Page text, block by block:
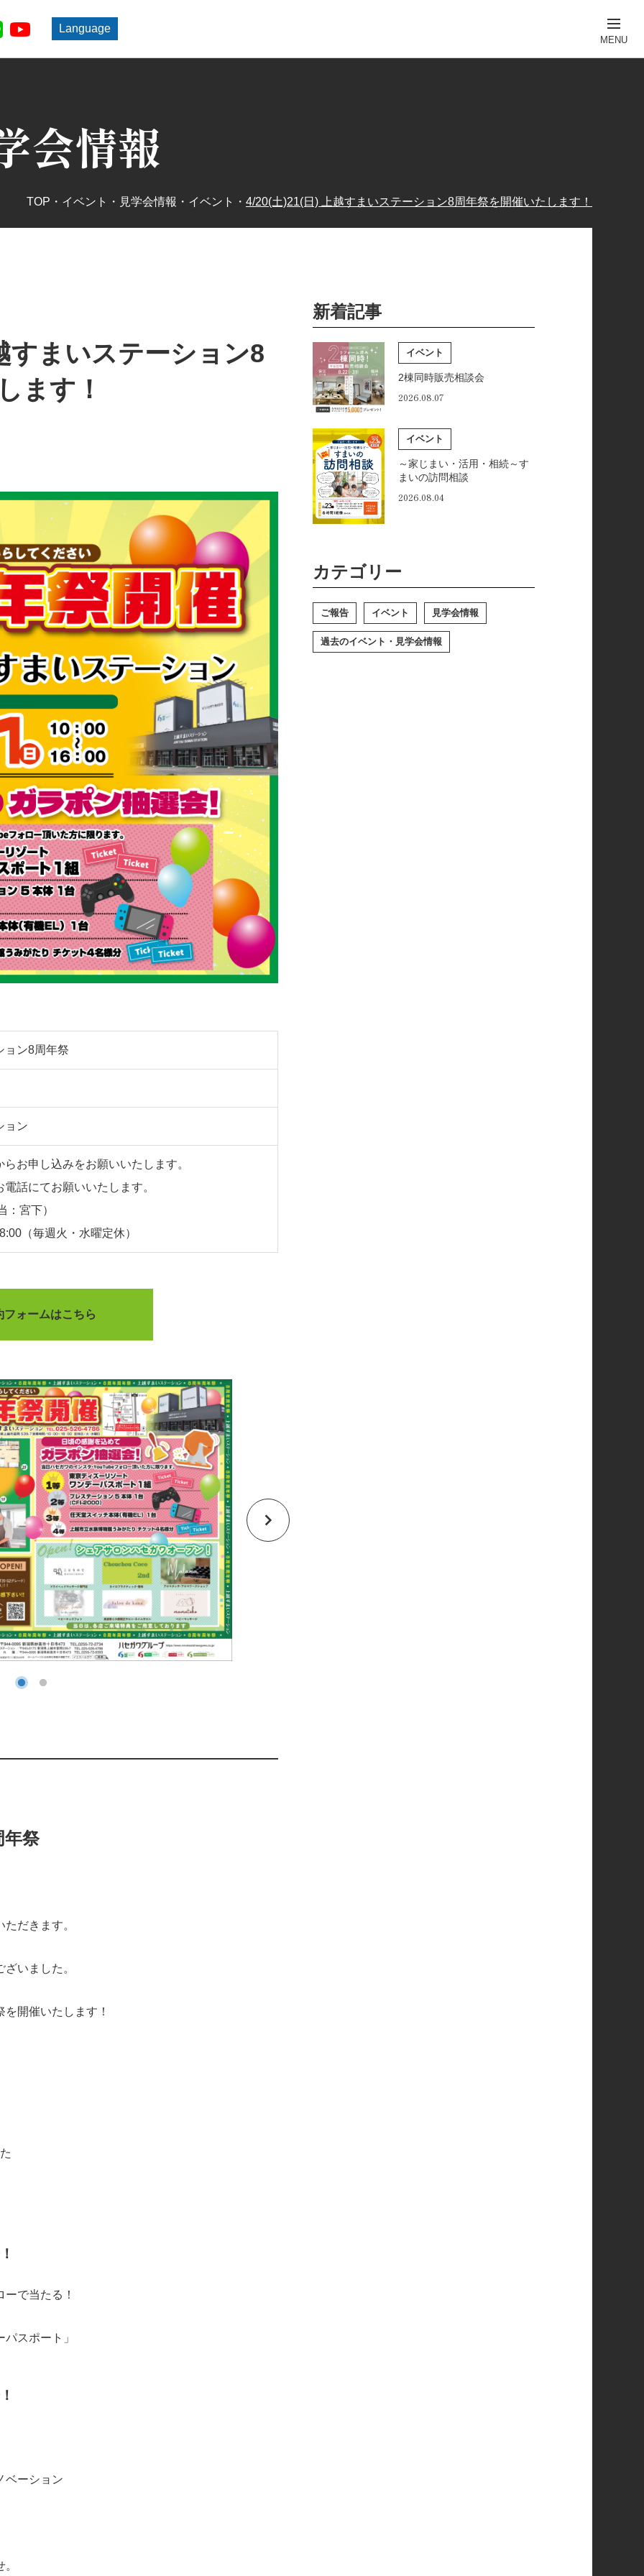
Language
会情報
TOP ・ イベント・見学会情報 ・ イベント ・ 4/20(土)21(日) 上越すまいステーション8周年祭を開催いたします！
すまいステーション8
ます！
ョン8周年祭
ョン
お申し込みをお願いいたします。
話にてお願いいたします。
：宮下）
（毎週火・水曜定休）
フォームはこちら
祭
だきます。
いました。
開催いたします！
で当たる！
スポート」
ベーション
新着記事
イベント
2棟同時販売相談会
2026.08.07
イベント
～家じまい・活用・相続～す
まいの訪問相談
2026.08.04
カテゴリー
ご報告 イベント 見学会情報
過去のイベント・見学会情報